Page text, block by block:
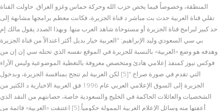
المنطقة، وخصوصاً فيما يخص حزب الله وحركة حماس وغزو العراق. حاولت القناة
تقلي قناة العربية حدث بث مباشر د قناة الجزيرة، فكانت معظم برامجها مشابهة إلى
حد كبير لبرامج قناة الجزيرة أو مستوحاة شاهد العرب منها. وبهذا الصدد يقول مالك إم
بي سي السعودي وليد الإبراهيم: "العربية خيار بديل أكثر اعتدالاً من قناة الجزيرة
وهدفه هو وضع «العربية» بالنسبة للجزيرة في الموقع نفسه الذي تحتله سي إن إن من
فوكس نيوز كمنفذ إعلامي هادئ ومتخصص معروفة بالتغطية الموضوعية وليس الآراء
التي تقدم في صورة صراخ."[5] لكن العربية لم تنجح بمنافسة الجزيرة، وبدخول
الجزيرة إلى السوق الإعلامي العربي عام 1996 فق العربية الاخبارية د الكثير من
الشخصيات والعائلات الحاكمة في الخليج والسعودية خاصة، حصانتهم من النقد الذي
أعفتها منه وسائل الإعلام العربية الممولة حكومياً.[5] اعتنقت «العربية» قائمة من